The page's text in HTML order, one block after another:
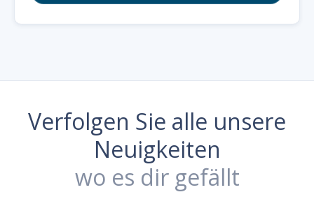
Verfolgen Sie alle unsere
Neuigkeiten
wo es dir gefällt